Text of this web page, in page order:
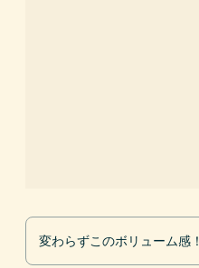
変わらずこのボリューム感！